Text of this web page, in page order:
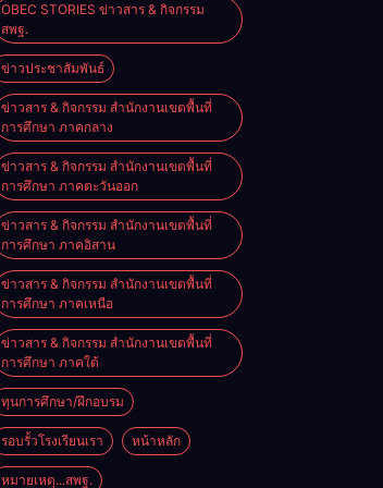
OBEC STORIES ข่าวสาร & กิจกรรม
สพฐ.
ข่าวประชาสัมพันธ์
ข่าวสาร & กิจกรรม สำนักงานเขตพื้นที่
การศึกษา ภาคกลาง
ข่าวสาร & กิจกรรม สำนักงานเขตพื้นที่
การศึกษา ภาคตะวันออก
ข่าวสาร & กิจกรรม สำนักงานเขตพื้นที่
การศึกษา ภาคอิสาน
ข่าวสาร & กิจกรรม สำนักงานเขตพื้นที่
การศึกษา ภาคเหนือ
ข่าวสาร & กิจกรรม สำนักงานเขตพื้นที่
การศึกษา ภาคใต้
ทุนการศึกษา/ฝึกอบรม
รอบรั้วโรงเรียนเรา หน้าหลัก
หมายเหตุ...สพฐ.